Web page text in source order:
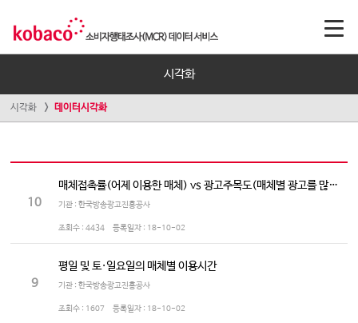
시각화
시각화 데이터시각화
10
매체접촉률(어제 이용한 매체) vs 광고주목도(매체별 광고를 많이 보는/듣는 정도)
기관 : 한국방송광고진흥공사
조회수 : 4434 등록일자 : 18-10-02
9
평일 및 토·일요일의 매체별 이용시간
기관 : 한국방송광고진흥공사
조회수 : 1607 등록일자 : 18-10-02